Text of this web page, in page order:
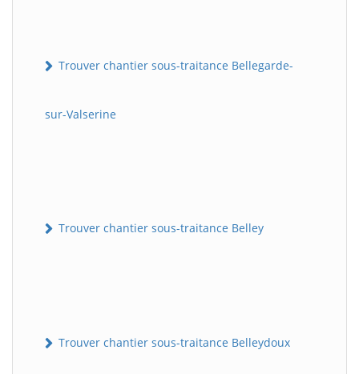
Trouver chantier sous-traitance Bellegarde-
sur-Valserine
Trouver chantier sous-traitance Belley
Trouver chantier sous-traitance Belleydoux